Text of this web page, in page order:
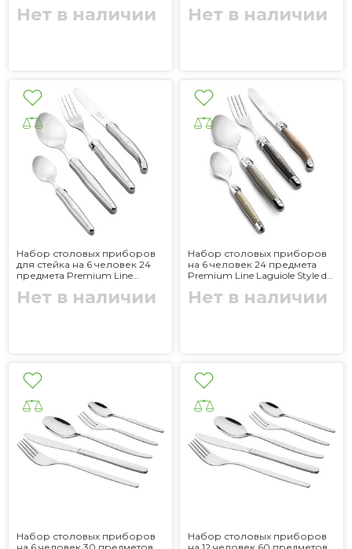
Нет в наличии Нет в наличии
Набор столовых приборов
для стейка на 6 человек 24
предмета Premium Line
Нет в наличии
Набор столовых приборов
на 6 человек 24 предмета
Premium Line Laguiole Style de
Нет в наличии
Набор столовых приборов
Набор столовых приборов